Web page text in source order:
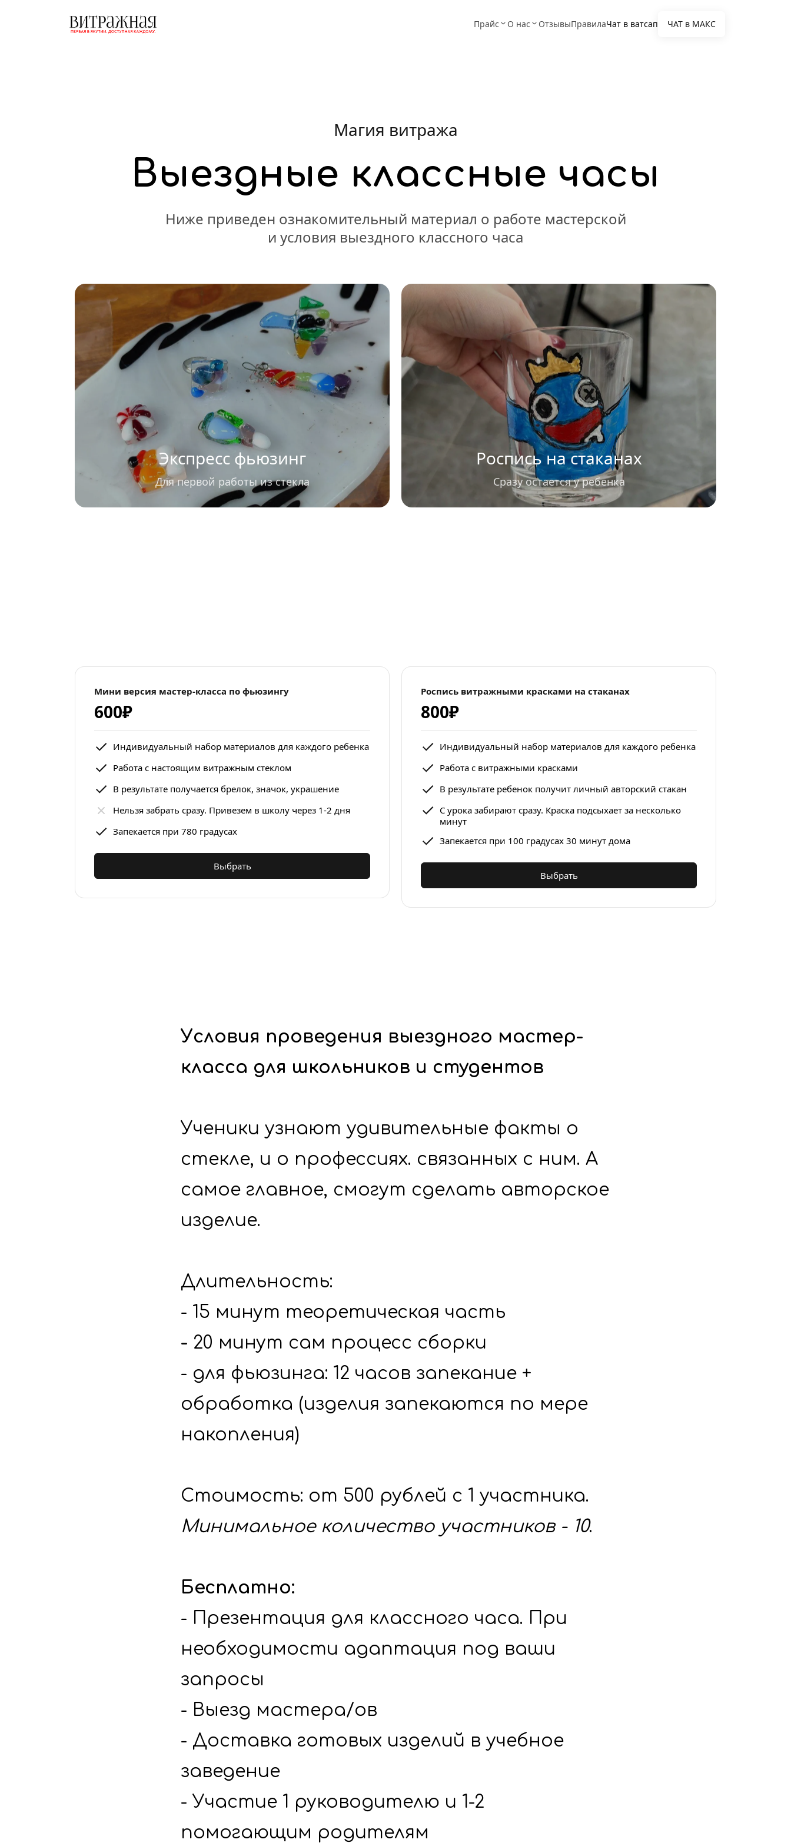
Прайс О нас ОтзывыПравилаЧат в ватсап ЧАТ в МАКС
Магия витража
Выездные классные часы
Ниже приведен ознакомительный материал о работе мастерской
и условия выездного классного часа
Экспресс фьюзинг
Для первой работы из стекла
Роспись на стаканах
Сразу остается у ребенка
Мини версия мастер-класса по фьюзингу
600₽
Индивидуальный набор материалов для каждого ребенка
Работа с настоящим витражным стеклом
В результате получается брелок, значок, украшение
Нельзя забрать сразу. Привезем в школу через 1-2 дня
Запекается при 780 градусах
Выбрать
Роспись витражными красками на стаканах
800₽
Индивидуальный набор материалов для каждого ребенка
Работа с витражными красками
В результате ребенок получит личный авторский стакан
С урока забирают сразу. Краска подсыхает за несколько
минут
Запекается при 100 градусах 30 минут дома
Выбрать
Условия проведения выездного мастер-
класса для школьников и студентов
Ученики узнают удивительные факты о
стекле, и о профессиях. связанных с ним. А
самое главное, смогут сделать авторское
изделие.
Длительность:
- 15 минут теоретическая часть
- 20 минут сам процесс сборки
- для фьюзинга: 12 часов запекание +
обработка (изделия запекаются по мере
накопления)
Минимальное количество участников - 10.
Бесплатно:
- Презентация для классного часа. При
необходимости адаптация под ваши
запросы
- Выезд мастера/ов
- Доставка готовых изделий в учебное
заведение
- Участие 1 руководителю и 1-2
помогающим родителям